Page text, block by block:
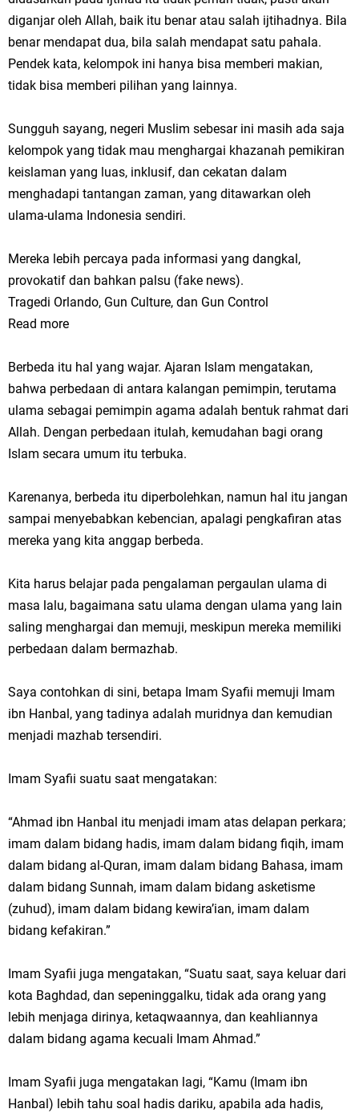
diganjar oleh Allah, baik itu benar atau salah ijtihadnya. Bila
benar mendapat dua, bila salah mendapat satu pahala.
Pendek kata, kelompok ini hanya bisa memberi makian,
tidak bisa memberi pilihan yang lainnya.
Sungguh sayang, negeri Muslim sebesar ini masih ada saja
kelompok yang tidak mau menghargai khazanah pemikiran
keislaman yang luas, inklusif, dan cekatan dalam
menghadapi tantangan zaman, yang ditawarkan oleh
ulama-ulama Indonesia sendiri.
Mereka lebih percaya pada informasi yang dangkal,
provokatif dan bahkan palsu (fake news).
Tragedi Orlando, Gun Culture, dan Gun Control
Read more
Berbeda itu hal yang wajar. Ajaran Islam mengatakan,
bahwa perbedaan di antara kalangan pemimpin, terutama
ulama sebagai pemimpin agama adalah bentuk rahmat dari
Allah. Dengan perbedaan itulah, kemudahan bagi orang
Islam secara umum itu terbuka.
Karenanya, berbeda itu diperbolehkan, namun hal itu jangan
sampai menyebabkan kebencian, apalagi pengkafiran atas
mereka yang kita anggap berbeda.
Kita harus belajar pada pengalaman pergaulan ulama di
masa lalu, bagaimana satu ulama dengan ulama yang lain
saling menghargai dan memuji, meskipun mereka memiliki
perbedaan dalam bermazhab.
Saya contohkan di sini, betapa Imam Syafii memuji Imam
ibn Hanbal, yang tadinya adalah muridnya dan kemudian
menjadi mazhab tersendiri.
Imam Syafii suatu saat mengatakan:
“Ahmad ibn Hanbal itu menjadi imam atas delapan perkara;
imam dalam bidang hadis, imam dalam bidang fiqih, imam
dalam bidang al-Quran, imam dalam bidang Bahasa, imam
dalam bidang Sunnah, imam dalam bidang asketisme
(zuhud), imam dalam bidang kewira’ian, imam dalam
bidang kefakiran.”
Imam Syafii juga mengatakan, “Suatu saat, saya keluar dari
kota Baghdad, dan sepeninggalku, tidak ada orang yang
lebih menjaga dirinya, ketaqwaannya, dan keahliannya
dalam bidang agama kecuali Imam Ahmad.”
Imam Syafii juga mengatakan lagi, “Kamu (Imam ibn
Hanbal) lebih tahu soal hadis dariku, apabila ada hadis,